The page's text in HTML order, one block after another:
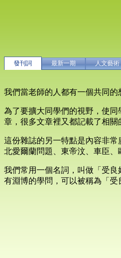
發刊詞 最新一期 人文藝術
我們當老師的人都有一個共同
為了要擴大同學們的視野，使
章，很多文章裡又都記載了相關
這份雜誌的另一特點是內容非常
北愛爾蘭問題、東帝汶、車臣、
我們常用一個名詞，叫做「受良
有淵博的學問，可以被稱為「受